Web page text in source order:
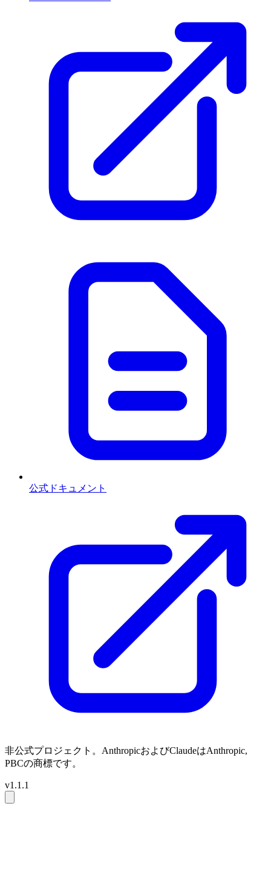
公式ドキュメント
非公式プロジェクト。AnthropicおよびClaudeはAnthropic,
PBCの商標です。
v1.1.1